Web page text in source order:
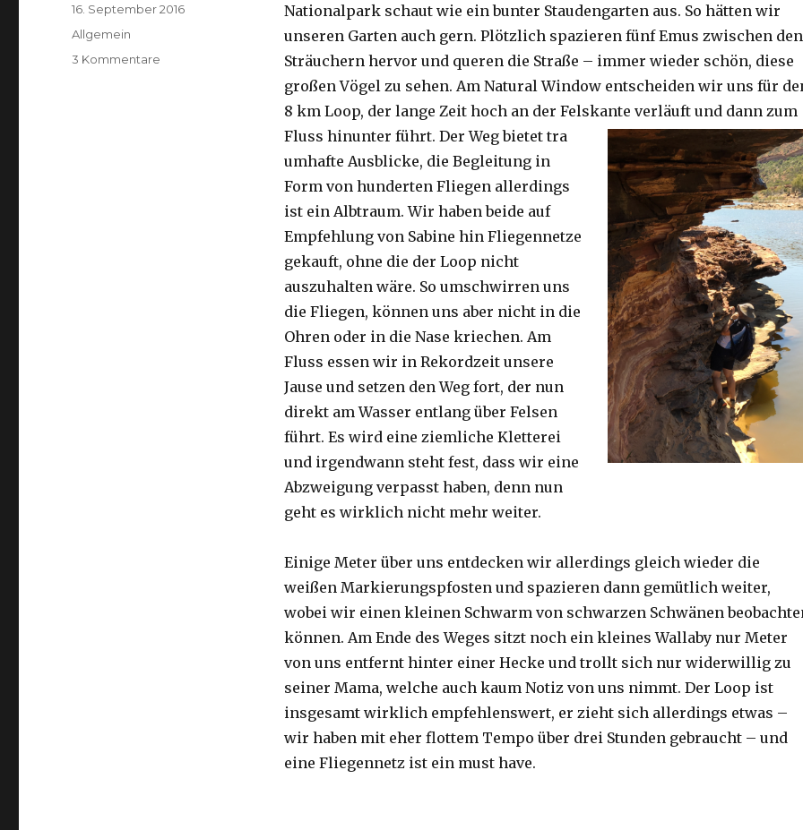
Nationalpark schaut wie ein bunter Staudengarten aus. So hätten wir
unseren Garten auch gern. Plötzlich spazieren fünf Emus zwischen den
Sträuchern hervor und queren die Straße – immer wieder schön, diese
großen Vögel zu sehen. Am Natural Window entscheiden wir uns für
8 km Loop, der lange Zeit hoch an der Felskante verläuft und dann zum
Fluss hinunter führt. Der Weg bietet tra
umhafte Ausblicke, die Begleitung in
Form von hunderten Fliegen allerdings
ist ein Albtraum. Wir haben beide auf
Empfehlung von Sabine hin Fliegennetze
gekauft, ohne die der Loop nicht
auszuhalten wäre. So umschwirren uns
die Fliegen, können uns aber nicht in die
Ohren oder in die Nase kriechen. Am
Fluss essen wir in Rekordzeit unsere
Jause und setzen den Weg fort, der nun
direkt am Wasser entlang über Felsen
führt. Es wird eine ziemliche Kletterei
und irgendwann steht fest, dass wir eine
Abzweigung verpasst haben, denn nun
geht es wirklich nicht mehr weiter.
Einige Meter über uns entdecken wir allerdings gleich wieder die
weißen Markierungspfosten und spazieren dann gemütlich weiter,
wobei wir einen kleinen Schwarm von schwarzen Schwänen
können. Am Ende des Weges sitzt noch ein kleines Wallaby nur Meter
von uns entfernt hinter einer Hecke und trollt sich nur widerwillig zu
seiner Mama, welche auch kaum Notiz von uns nimmt. Der Loop ist
insgesamt wirklich empfehlenswert, er zieht sich allerdings etwas –
wir haben mit eher flottem Tempo über drei Stunden gebraucht – und
eine Fliegennetz ist ein must have.
Veröffentlicht
am
16. September 2016
Kategorien
Allgemein
3 Kommentare